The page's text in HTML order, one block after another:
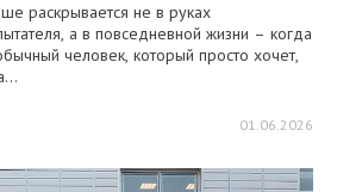
раскрывается не в руках
а в повседневной жизни – когда
человек, который просто хочет,
01.06.2026